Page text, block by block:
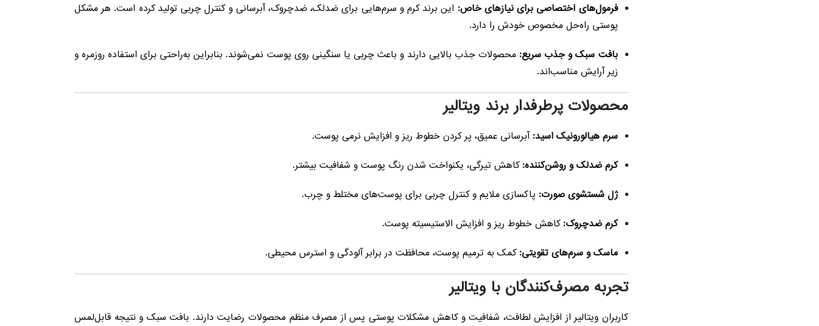
فرمول‌های اختصاصی برای نیازهای خاص: این برند کرم و سرم‌هایی برای ضدلک، ضدچروک، آبرسانی و کنترل چربی تولید کرده است. هر مشکل
پوستی راه‌حل مخصوص خودش را دارد.
بافت سبک و جذب سریع: محصولات جذب بالایی دارند و باعث چربی یا سنگینی روی پوست نمی‌شوند. بنابراین به‌راحتی برای استفاده روزمره و
زیر آرایش مناسب‌اند.
محصولات پرطرفدار برند ویتالیر
سرم هیالورونیک اسید: آبرسانی عمیق، پر کردن خطوط ریز و افزایش نرمی پوست.
کرم ضدلک و روشن‌کننده: کاهش تیرگی، یکنواخت شدن رنگ پوست و شفافیت بیشتر.
ژل شستشوی صورت: پاکسازی ملایم و کنترل چربی برای پوست‌های مختلط و چرب.
کرم ضدچروک: کاهش خطوط ریز و افزایش الاستیسیته پوست.
ماسک و سرم‌های تقویتی: کمک به ترمیم پوست، محافظت در برابر آلودگی و استرس محیطی.
تجربه مصرف‌کنندگان با ویتالیر
کاربران ویتالیر از افزایش لطافت، شفافیت و کاهش مشکلات پوستی پس از مصرف منظم محصولات رضایت دارند. بافت سبک و نتیجه قابل‌لمس